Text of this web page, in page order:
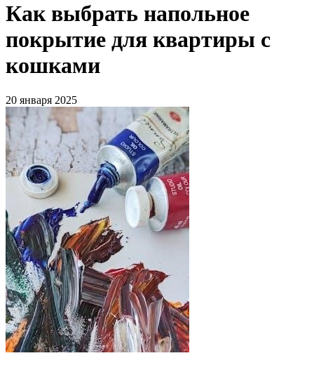
Как выбрать напольное
покрытие для квартиры с
кошками
20 января 2025